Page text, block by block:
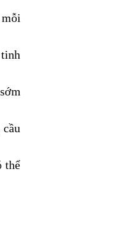
thể